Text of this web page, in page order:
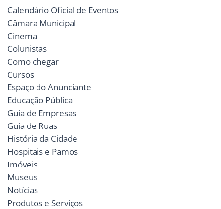
Calendário Oficial de Eventos
Câmara Municipal
Cinema
Colunistas
Como chegar
Cursos
Espaço do Anunciante
Educação Pública
Guia de Empresas
Guia de Ruas
História da Cidade
Hospitais e Pamos
Imóveis
Museus
Notícias
Produtos e Serviços